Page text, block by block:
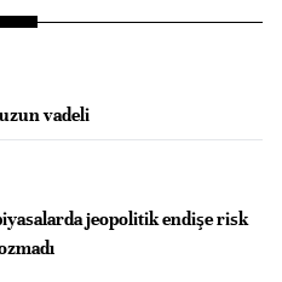
vadeli
jeopolitik endişe risk